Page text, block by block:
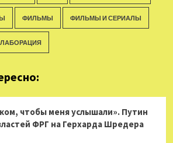
ФИЛЬМЫ ФИЛЬМЫ И СЕРИАЛЫ
чтобы меня услышали». Путин
ФРГ на Герхарда Шредера